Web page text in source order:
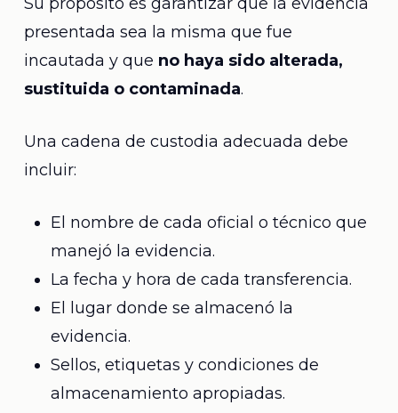
presentada sea la misma que fue
incautada y que no haya sido alterada,
sustituida o contaminada.
Una cadena de custodia adecuada debe
incluir:
El nombre de cada oficial o técnico que
manejó la evidencia.
La fecha y hora de cada transferencia.
El lugar donde se almacenó la
evidencia.
Sellos, etiquetas y condiciones de
almacenamiento apropiadas.